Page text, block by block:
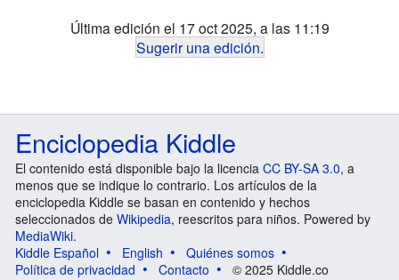
Última edición el 17 oct 2025, a las 11:19
Sugerir una edición.
Enciclopedia Kiddle
El contenido está disponible bajo la licencia CC BY-SA 3.0, a
menos que se indique lo contrario. Los artículos de la
enciclopedia Kiddle se basan en contenido y hechos
seleccionados de Wikipedia, reescritos para niños. Powered by
MediaWiki.
Kiddle Español
English
Quiénes somos
Política de privacidad
Contacto © 2025 Kiddle.co